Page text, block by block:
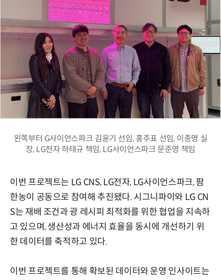
왼쪽부터 G사이언스파크 김윤기 선임, 홍주표 선임, 이종명 실
장, LG전자 하태규 책임, LG사이언스파크 문준영 책임
이번 프로젝트는 LG CNS, LG전자, LG사이언스파크, 팜
한농이 공동으로 참여해 추진됐다. 시그니파이와 LG CN
S는 재배 조건과 광 레시피 최적화를 위한 협업을 지속하
고 있으며, 생산성과 에너지 효율을 동시에 개선하기 위
한 데이터를 축적하고 있다.
이번 프로젝트를 통해 확보된 데이터와 운영 인사이트는